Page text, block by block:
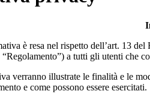
è resa nel rispetto dell’art. 13
a tutti gli utenti che
verranno illustrate le finalità e le
e come possono essere esercitati.